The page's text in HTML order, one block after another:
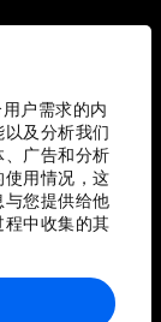
户需求的内
及分析我们
、广告和分析
用情况，这
您提供给他
中收集的其